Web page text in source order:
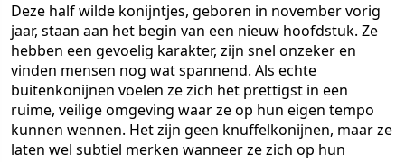
Deze half wilde konijntjes, geboren in november vorig
jaar, staan aan het begin van een nieuw hoofdstuk. Ze
hebben een gevoelig karakter, zijn snel onzeker en
vinden mensen nog wat spannend. Als echte
buitenkonijnen voelen ze zich het prettigst in een
ruime, veilige omgeving waar ze op hun eigen tempo
kunnen wennen. Het zijn geen knuffelkonijnen, maar ze
laten wel subtiel merken wanneer ze zich op hun